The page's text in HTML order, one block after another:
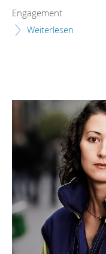
Engagement
Weiterlesen